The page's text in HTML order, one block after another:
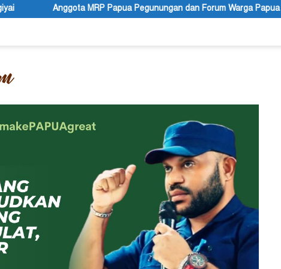
dan Forum Warga Papua Adukan Gubernur John Tabo ke KPK